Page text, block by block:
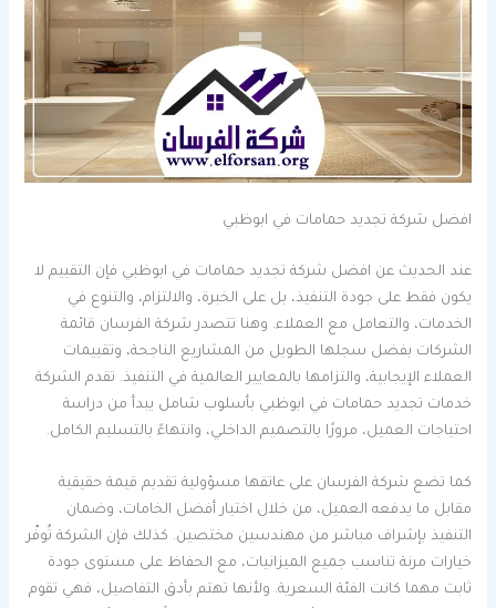
افضل شركة تجديد حمامات في ابوظبي
عند الحديث عن افضل شركة تجديد حمامات في ابوظبي فإن التقييم لا
يكون فقط على جودة التنفيذ، بل على الخبرة، والالتزام، والتنوع في
الخدمات، والتعامل مع العملاء. وهنا تتصدر شركة الفرسان قائمة
الشركات بفضل سجلها الطويل من المشاريع الناجحة، وتقييمات
العملاء الإيجابية، والتزامها بالمعايير العالمية في التنفيذ. تقدم الشركة
خدمات تجديد حمامات في ابوظبي بأسلوب شامل يبدأ من دراسة
احتياجات العميل، مرورًا بالتصميم الداخلي، وانتهاءً بالتسليم الكامل.
كما تضع شركة الفرسان على عاتقها مسؤولية تقديم قيمة حقيقية
مقابل ما يدفعه العميل، من خلال اختيار أفضل الخامات، وضمان
التنفيذ بإشراف مباشر من مهندسين مختصين. كذلك فإن الشركة تُوفّر
خيارات مرنة تناسب جميع الميزانيات، مع الحفاظ على مستوى جودة
ثابت مهما كانت الفئة السعرية. ولأنها تهتم بأدق التفاصيل، فهي تقوم